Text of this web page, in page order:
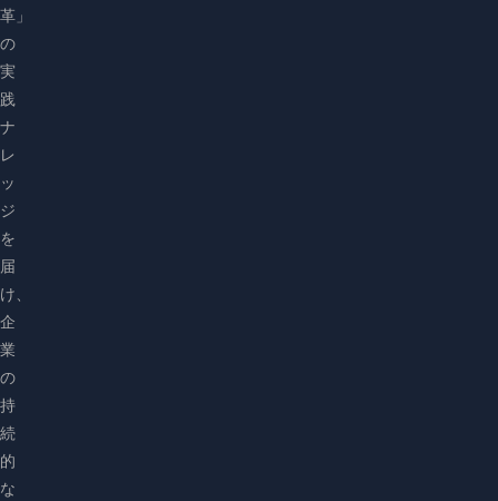
革」
の
実
践
ナ
レ
ッ
ジ
を
届
け、
企
業
の
持
続
的
な